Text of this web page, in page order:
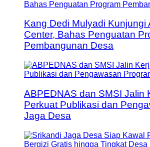
Kang Dedi Mulyadi Kunjungi
Center, Bahas Penguatan
Pembangunan Desa
ABPEDNAS dan SMSI Jalin
Perkuat Publikasi dan
Jaga Desa